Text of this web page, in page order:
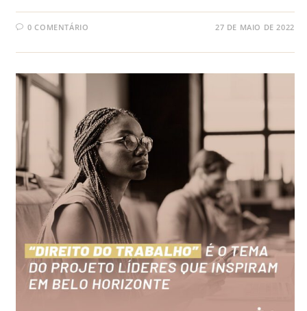
0 COMENTÁRIO 27 DE MAIO DE 2022